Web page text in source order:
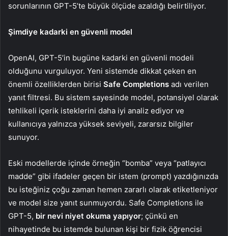
sorunlarının GPT-5’te büyük ölçüde azaldığı belirtiliyor.
Şimdiye kadarki en güvenli model
OpenAI, GPT-5’in bugüne kadarki en güvenli modeli
olduğunu vurguluyor. Yeni sistemde dikkat çeken en
önemli özelliklerden birisi Safe Completions adı verilen
yanıt filtresi. Bu sistem sayesinde model, potansiyel olarak
tehlikeli içerik isteklerini daha iyi analiz ediyor ve
kullanıcıya yalnızca yüksek seviyeli, zararsız bilgiler
sunuyor.
Eski modellerde içinde örneğin “bomba” veya “patlayıcı
madde” gibi ifadeler geçen bir istem (prompt) yazdığınızda
bu isteğiniz çoğu zaman hemen zararlı olarak etiketleniyor
ve model size yanıt sunmuyordu. Safe Completions ile
GPT-5, bir nevi niyet okuma yapıyor; çünkü en
nihayetinde bu istemde bulunan kişi bir fizik öğrencisi